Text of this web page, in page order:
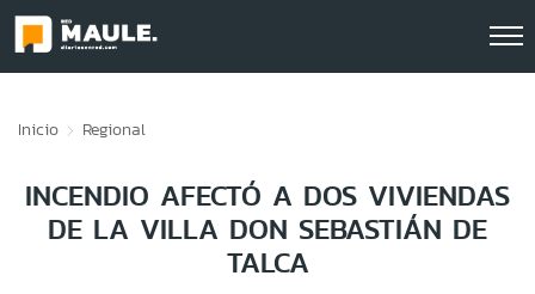
Inicio Regional
INCENDIO AFECTÓ A DOS VIVIENDAS
DE LA VILLA DON SEBASTIÁN DE
TALCA